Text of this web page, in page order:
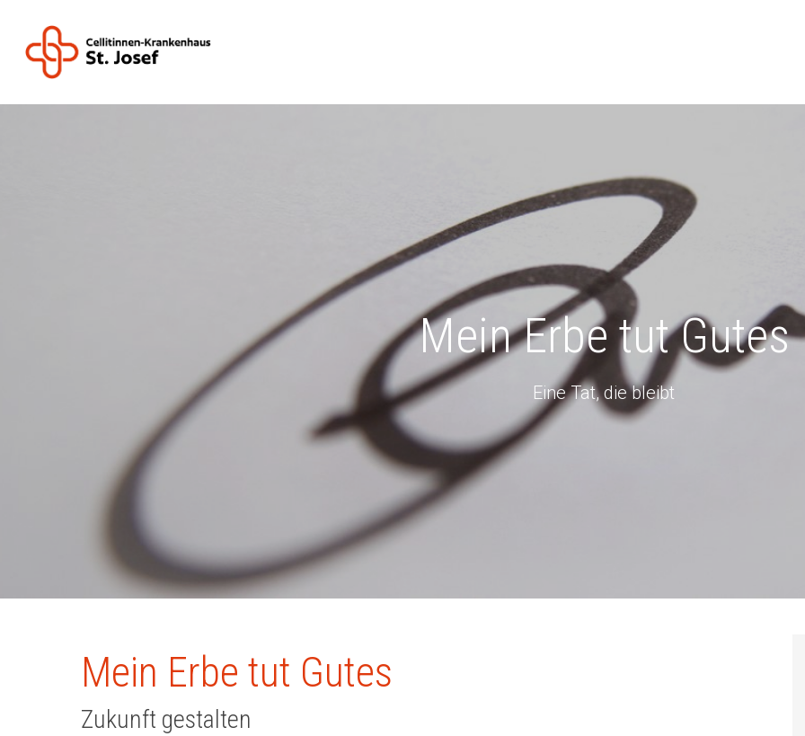
Drücken Sie ENTER zum Suchen oder ESC zum Schließen.
Mein Erbe tut Gutes
Eine Tat, die bleibt
Mein Erbe tut Gutes
Zukunft gestalten